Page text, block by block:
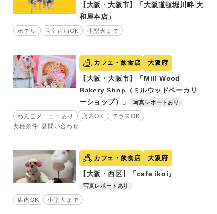
【大阪・大阪市】「大阪道頓堀川畔 大
和屋本店」
ホテル 同室宿泊OK 小型犬まで
カフェ・飲食店 大阪府
【大阪・大阪市】「Mill Wood
Bakery Shop（ミルウッドベーカリ
ーショップ）」
写真レポートあり
わんこメニューあり 店内OK
テラスOK
犬種条件: 要問い合わせ
カフェ・飲食店 大阪府
【大阪・西区】「cafe ikoi」
写真レポートあり
店内OK 小型犬まで